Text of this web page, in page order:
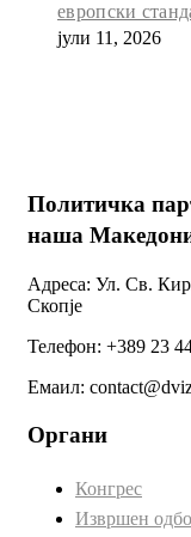
европски
јули 11, 2026
Политичка
наша
Адреса: Ул. Св.
Скопје
Телефон: +389 23
Емаил:
Органи
Конгрес
Извршен